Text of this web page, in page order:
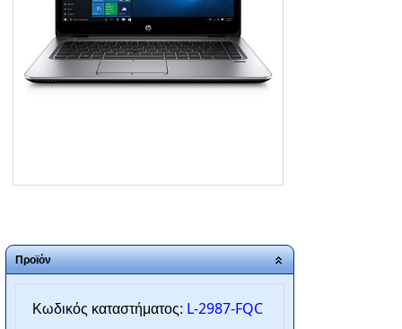
SERVICE
Προϊόν
Κωδικός καταστήματος: L-2987-FQC